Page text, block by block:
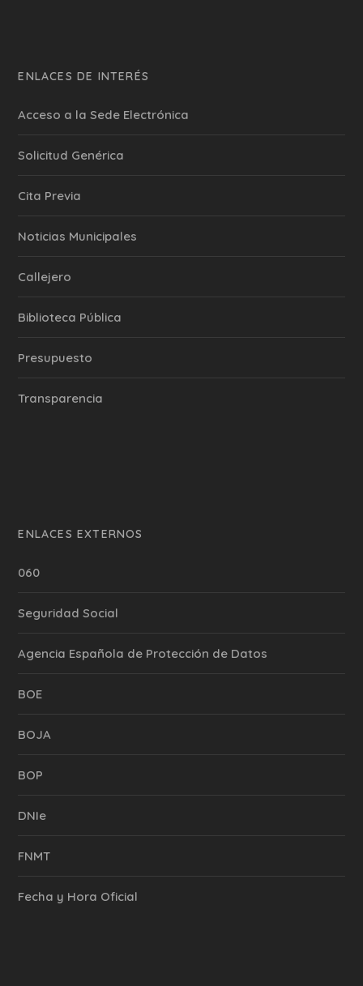
ENLACES DE INTERÉS
Acceso a la Sede Electrónica
Solicitud Genérica
Cita Previa
‎Noticias Municipales
Callejero
Biblioteca Pública
Presupuesto
Transparencia
ENLACES EXTERNOS
060
Seguridad Social
Agencia Española de Protección de Datos
BOE
BOJA
BOP
DNIe
FNMT
Fecha y Hora Oficial